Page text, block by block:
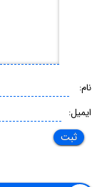
نام:
ایمیل: